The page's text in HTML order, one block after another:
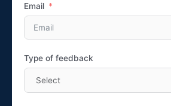
Email
Type of feedback